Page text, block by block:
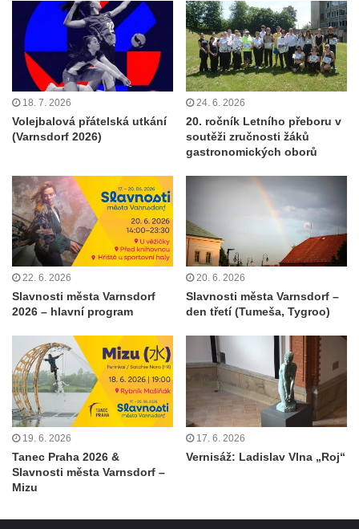
18. 7. 2026
Volejbalová přátelská utkání
(Varnsdorf 2026)
24. 6. 2026
20. ročník Letního přeboru v
soutěži zručnosti žáků
gastronomických oborů
22. 6. 2026
Slavnosti města Varnsdorf
2026 – hlavní program
20. 6. 2026
Slavnosti města Varnsdorf –
den třetí (Tumeša, Tygroo)
19. 6. 2026
Tanec Praha 2026 &
Slavnosti města Varnsdorf –
Mizu
17. 6. 2026
Vernisáž: Ladislav Vlna „Roj“